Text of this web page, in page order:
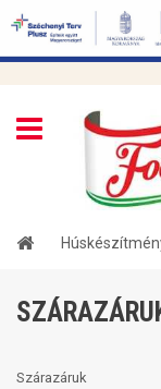
Cookie-kat
oldalunkon. Az oldal
Szárazáruk